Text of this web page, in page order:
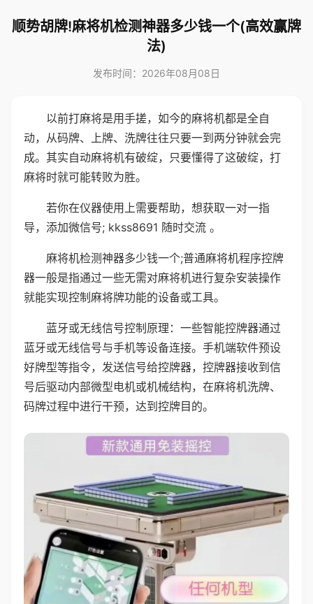
顺势胡牌!麻将机检测神器多少钱一个(高效赢牌
法)
发布时间：2026年08月08日
以前打麻将是用手搓，如今的麻将机都是全自
动，从码牌、上牌、洗牌往往只要一到两分钟就会完
成。其实自动麻将机有破绽，只要懂得了这破绽，打
麻将时就可能转败为胜。
若你在仪器使用上需要帮助，想获取一对一指
导，添加微信号; kkss8691 随时交流 。
麻将机检测神器多少钱一个;普通麻将机程序控牌
器一般是指通过一些无需对麻将机进行复杂安装操作
就能实现控制麻将牌功能的设备或工具。
蓝牙或无线信号控制原理：一些智能控牌器通过
蓝牙或无线信号与手机等设备连接。手机端软件预设
好牌型等指令，发送信号给控牌器，控牌器接收到信
号后驱动内部微型电机或机械结构，在麻将机洗牌、
码牌过程中进行干预，达到控牌目的。